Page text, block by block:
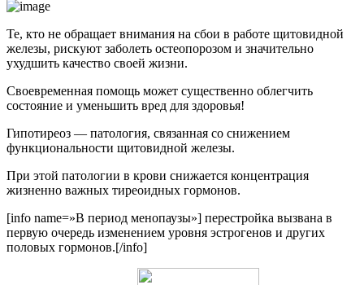
Те, кто не обращает внимания на сбои в работе щитовидной
железы, рискуют заболеть остеопорозом и значительно
ухудшить качество своей жизни.
Своевременная помощь может существенно облегчить
состояние и уменьшить вред для здоровья!
Гипотиреоз — патология, связанная со снижением
функциональности щитовидной железы.
При этой патологии в крови снижается концентрация
жизненно важных тиреоидных гормонов.
[info name=»В период менопаузы»] перестройка вызвана в
первую очередь изменением уровня эстрогенов и других
половых гормонов.[/info]